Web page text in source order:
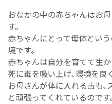
おなかの中の赤ちゃんはお
す。
赤ちゃんにとって母体とい
境です。
赤ちゃんは自分を育てて生
死に毒を吸い上げ､環境を良
お母さんが体に入れる毒も､
と頑張ってくれているのです。